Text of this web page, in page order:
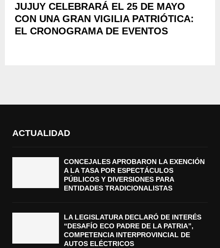
JUJUY CELEBRARÁ EL 25 DE MAYO
CON UNA GRAN VIGILIA PATRIÓTICA:
EL CRONOGRAMA DE EVENTOS
ACTUALIDAD
CONCEJALES APROBARON LA EXENCIÓN
A LA TASA POR ESPECTÁCULOS
PÚBLICOS Y DIVERSIONES PARA
ENTIDADES TRADICIONALISTAS
LA LEGISLATURA DECLARÓ DE INTERÉS
“DESAFÍO ECO PADRE DE LA PATRIA”,
COMPETENCIA INTERPROVINCIAL DE
AUTOS ELÉCTRICOS